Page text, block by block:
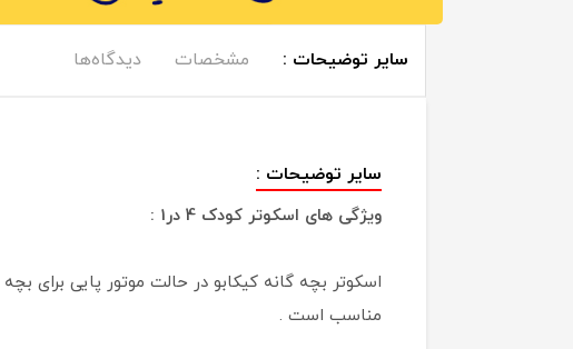
سایر توضیحات : مشخصات دیدگاه‌ها
سایر توضیحات :
ویژگی های اسکوتر کودک 4 در1 :
مناسب است .